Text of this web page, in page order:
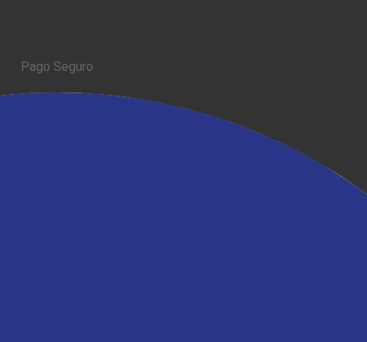
Pago Seguro